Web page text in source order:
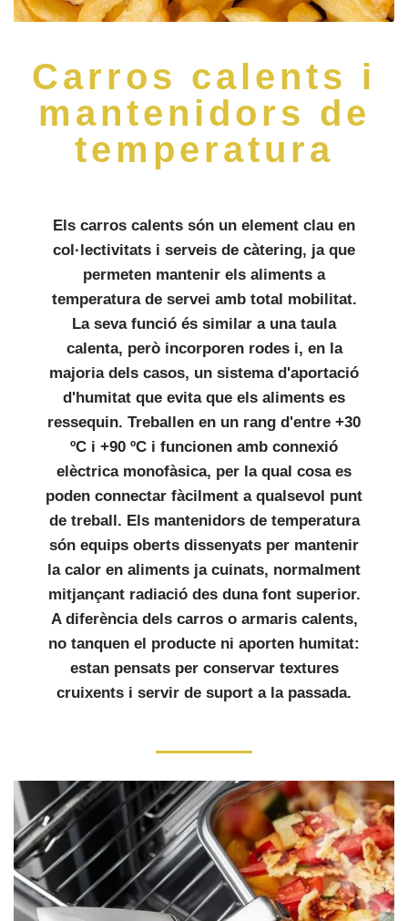
Carros calents i
mantenidors de
temperatura
Els carros calents són un element clau en
col·lectivitats i serveis de càtering, ja que
permeten mantenir els aliments a
temperatura de servei amb total mobilitat.
La seva funció és similar a una taula
calenta, però incorporen rodes i, en la
majoria dels casos, un sistema d'aportació
d'humitat que evita que els aliments es
ressequin. Treballen en un rang d'entre +30
ºC i +90 ºC i funcionen amb connexió
elèctrica monofàsica, per la qual cosa es
poden connectar fàcilment a qualsevol punt
de treball. Els mantenidors de temperatura
són equips oberts dissenyats per mantenir
la calor en aliments ja cuinats, normalment
mitjançant radiació des duna font superior.
A diferència dels carros o armaris calents,
no tanquen el producte ni aporten humitat:
estan pensats per conservar textures
cruixents i servir de suport a la passada.